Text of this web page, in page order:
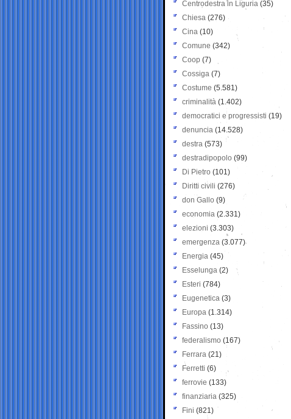
Centrodestra in Liguria (35)
Chiesa (276)
Cina (10)
Comune (342)
Coop (7)
Cossiga (7)
Costume (5.581)
criminalità (1.402)
democratici e progressisti (19)
denuncia (14.528)
destra (573)
destradipopolo (99)
Di Pietro (101)
Diritti civili (276)
don Gallo (9)
economia (2.331)
elezioni (3.303)
emergenza (3.077)
Energia (45)
Esselunga (2)
Esteri (784)
Eugenetica (3)
Europa (1.314)
Fassino (13)
federalismo (167)
Ferrara (21)
Ferretti (6)
ferrovie (133)
finanziaria (325)
Fini (821)